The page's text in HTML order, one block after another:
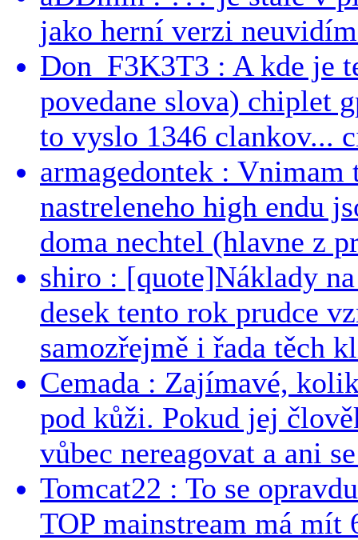
jako herní verzi
Don_F3K3T3 : A kde je
povedane slova) chiplet
to vyslo 1346 clankov...
armagedontek : Vnimam
nastreleneho high endu
doma nechtel (hlavne z
shiro : [quote]Náklady
desek tento rok prudce
samozřejmě i řada těch
Cemada : Zajímavé,
pod kůži. Pokud jej
vůbec nereagovat a ani
Tomcat22 : To se
TOP mainstream má